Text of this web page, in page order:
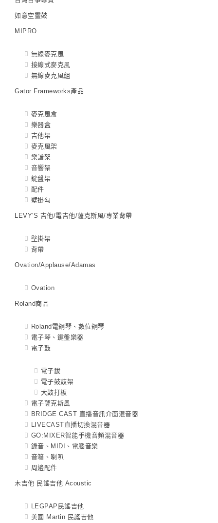
如意空靈鼓
MIPRO
無線麥克風
接線式麥克風
無線麥克風組
Gator Frameworks產品
麥克風盒
樂器盒
吉他架
麥克風架
樂譜架
音響架
鍵盤架
配件
壁掛勾
LEVY'S 吉他/電吉他/薩克斯風/專業背帶
壁掛架
背帶
Ovation/Applause/Adamas
Ovation
Roland商品
Roland電鋼琴、數位鋼琴
電子琴、鍵盤樂器
電子鼓
電子鈸
電子鼓鼓架
大鼓打板
電子薩克斯風
BRIDGE CAST 直播音訊介面混音器
LIVECAST直播切換混音器
GO:MIXER智能手機音頻混音器
錄音、MIDI、電腦音樂
音箱、喇叭
周邊配件
木吉他 民謠吉他 Acoustic
LEGPAP民謠吉他
美國 Martin 民謠吉他